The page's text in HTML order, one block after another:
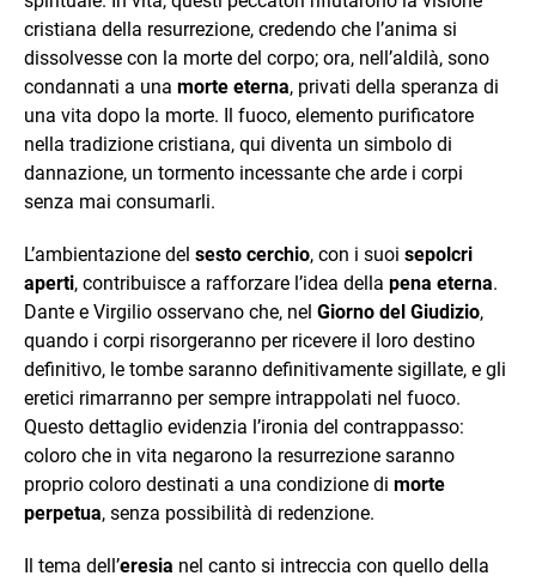
cristiana della resurrezione, credendo che l’anima si
dissolvesse con la morte del corpo; ora, nell’aldilà, sono
condannati a una morte eterna, privati della speranza di
una vita dopo la morte. Il fuoco, elemento purificatore
nella tradizione cristiana, qui diventa un simbolo di
dannazione, un tormento incessante che arde i corpi
senza mai consumarli.
L’ambientazione del sesto cerchio, con i suoi sepolcri
aperti, contribuisce a rafforzare l’idea della pena eterna.
Dante e Virgilio osservano che, nel Giorno del Giudizio,
quando i corpi risorgeranno per ricevere il loro destino
definitivo, le tombe saranno definitivamente sigillate, e gli
eretici rimarranno per sempre intrappolati nel fuoco.
Questo dettaglio evidenzia l’ironia del contrappasso:
coloro che in vita negarono la resurrezione saranno
proprio coloro destinati a una condizione di morte
perpetua, senza possibilità di redenzione.
Il tema dell’eresia nel canto si intreccia con quello della